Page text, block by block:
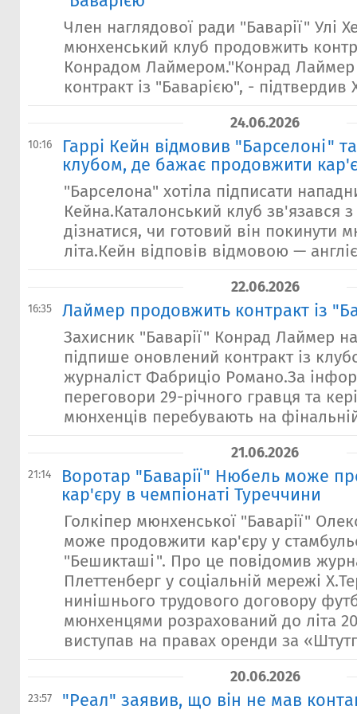
Член наглядової ради "Баварії" Улі
мюнхенський клуб продовжить
Конрадом Лаймером."Конрад Лаймер
контракт із "Баварією", - підтвердив
24.06.2026
10:16
Гаррі Кейн відмовив "Барселоні"
клубом, де бажає продовжити
"Барселона" хотіла підписати
Кейна.Каталонський клуб
дізнатися, чи готовий він покинути
літа.Кейн відповів відмовою —
22.06.2026
16:35 Лаймер продовжить контракт із
Захисник "Баварії" Конрад Лаймер
підпише оновлений контракт із
журналіст Фабриціо Романо.За
переговори 29-річного гравця та
мюнхенців перебувають на фінальній
21.06.2026
21:14
Воротар "Баварії" Нюбель може
кар'єру в чемпіонаті Туреччини
Голкіпер мюнхенської "Баварії"
може продовжити кар'єру у
"Бешикташі". Про це повідомив
Плеттенберг у соціальній мережі
нинішнього трудового договору
мюнхенцями розрахований до літа
виступав на правах оренди за
20.06.2026
23:57 "Реал" заявив, що він не мав